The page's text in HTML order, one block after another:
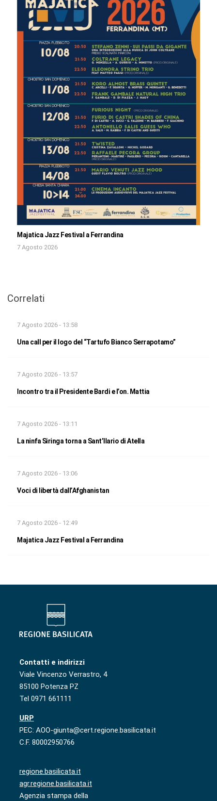
Majatica Jazz Festival a Ferrandina
7 Agosto 2026
Correlati
7 Agosto 2026 - 13:58
Una call per il logo del “Tartufo Bianco Serrapotamo”
7 Agosto 2026 - 13:57
Incontro tra il Presidente Bardi e l’on. Mattia
7 Agosto 2026 - 13:11
La ninfa Siringa torna a Sant’Ilario di Atella
7 Agosto 2026 - 13:06
Voci di libertà dall’Afghanistan
7 Agosto 2026 - 12:49
Majatica Jazz Festival a Ferrandina
Contatti e indirizzi
Viale Vincenzo Verrastro, 4
85100 Potenza PZ
Tel 0971 661111
URP
PEC: AOO-giunta@cert.regione.basilicata.it
C.F. 80002950766
regione.basilicata.it
agr.regione.basilicata.it
Agenzia stampa della